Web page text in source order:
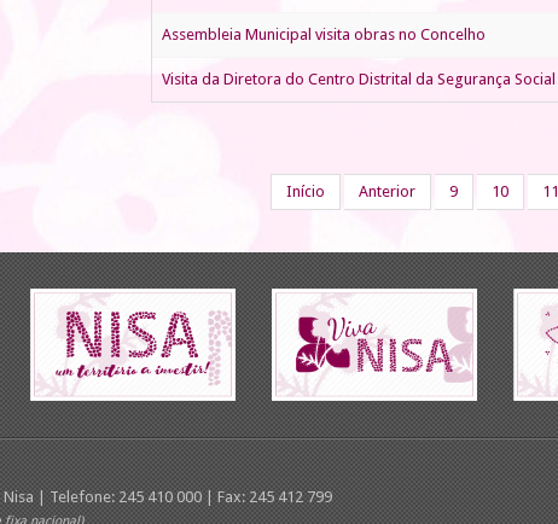
Assembleia Municipal visita obras no Concelho
Visita da Diretora do Centro Distrital da Segurança Social
Início Anterior 9 10 11
| Telefone: 245 410 000 | Fax: 245 412 799